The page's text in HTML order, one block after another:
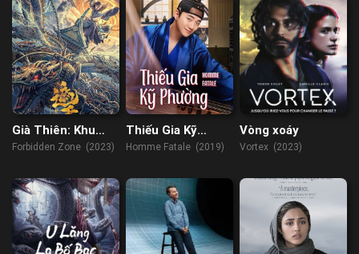
Già Thiên: Khu
Vực Cấm
Forbidden Zone (2023)
Thiếu Gia Kỹ
Phường
Homme Fatale (2019)
Vòng xoáy
Vortex (2023)